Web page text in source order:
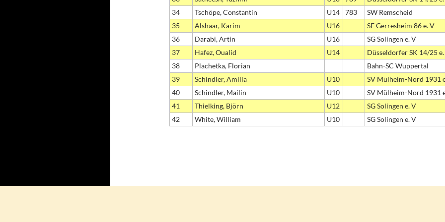
34
Tschöpe, Constantin U14 783
SW Remscheid
35
Alshaar, Karim U16
SF Gerresheim 86 e. V
36
Darabi, Artin U16
SG Solingen e. V
37
Hafez, Oualid U14
Düsseldorfer SK 14/25 e.
38
Plachetka, Florian
Bahn-SC Wuppertal
39
Schindler, Amilia U10
SV Mülheim-Nord 1931
40
Schindler, Mailin U10
SV Mülheim-Nord 1931
41
Thielking, Björn U12
SG Solingen e. V
42
White, William U10 SG Solingen e. V